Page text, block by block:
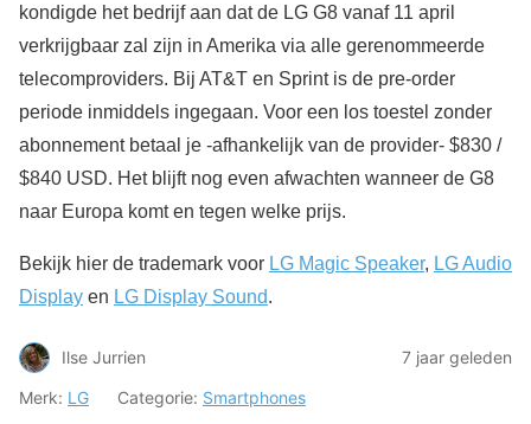
kondigde het bedrijf aan dat de LG G8 vanaf 11 april
verkrijgbaar zal zijn in Amerika via alle gerenommeerde
telecomproviders. Bij AT&T en Sprint is de pre-order
periode inmiddels ingegaan. Voor een los toestel zonder
abonnement betaal je -afhankelijk van de provider- $830 /
$840 USD. Het blijft nog even afwachten wanneer de G8
naar Europa komt en tegen welke prijs.
Bekijk hier de trademark voor LG Magic Speaker, LG Audio
Display en LG Display Sound.
Ilse Jurrien
7 jaar geleden
Merk: LG Categorie: Smartphones